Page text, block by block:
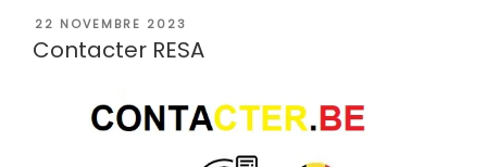
PUBLIÉ
LE
22 NOVEMBRE 2023
Contacter RESA